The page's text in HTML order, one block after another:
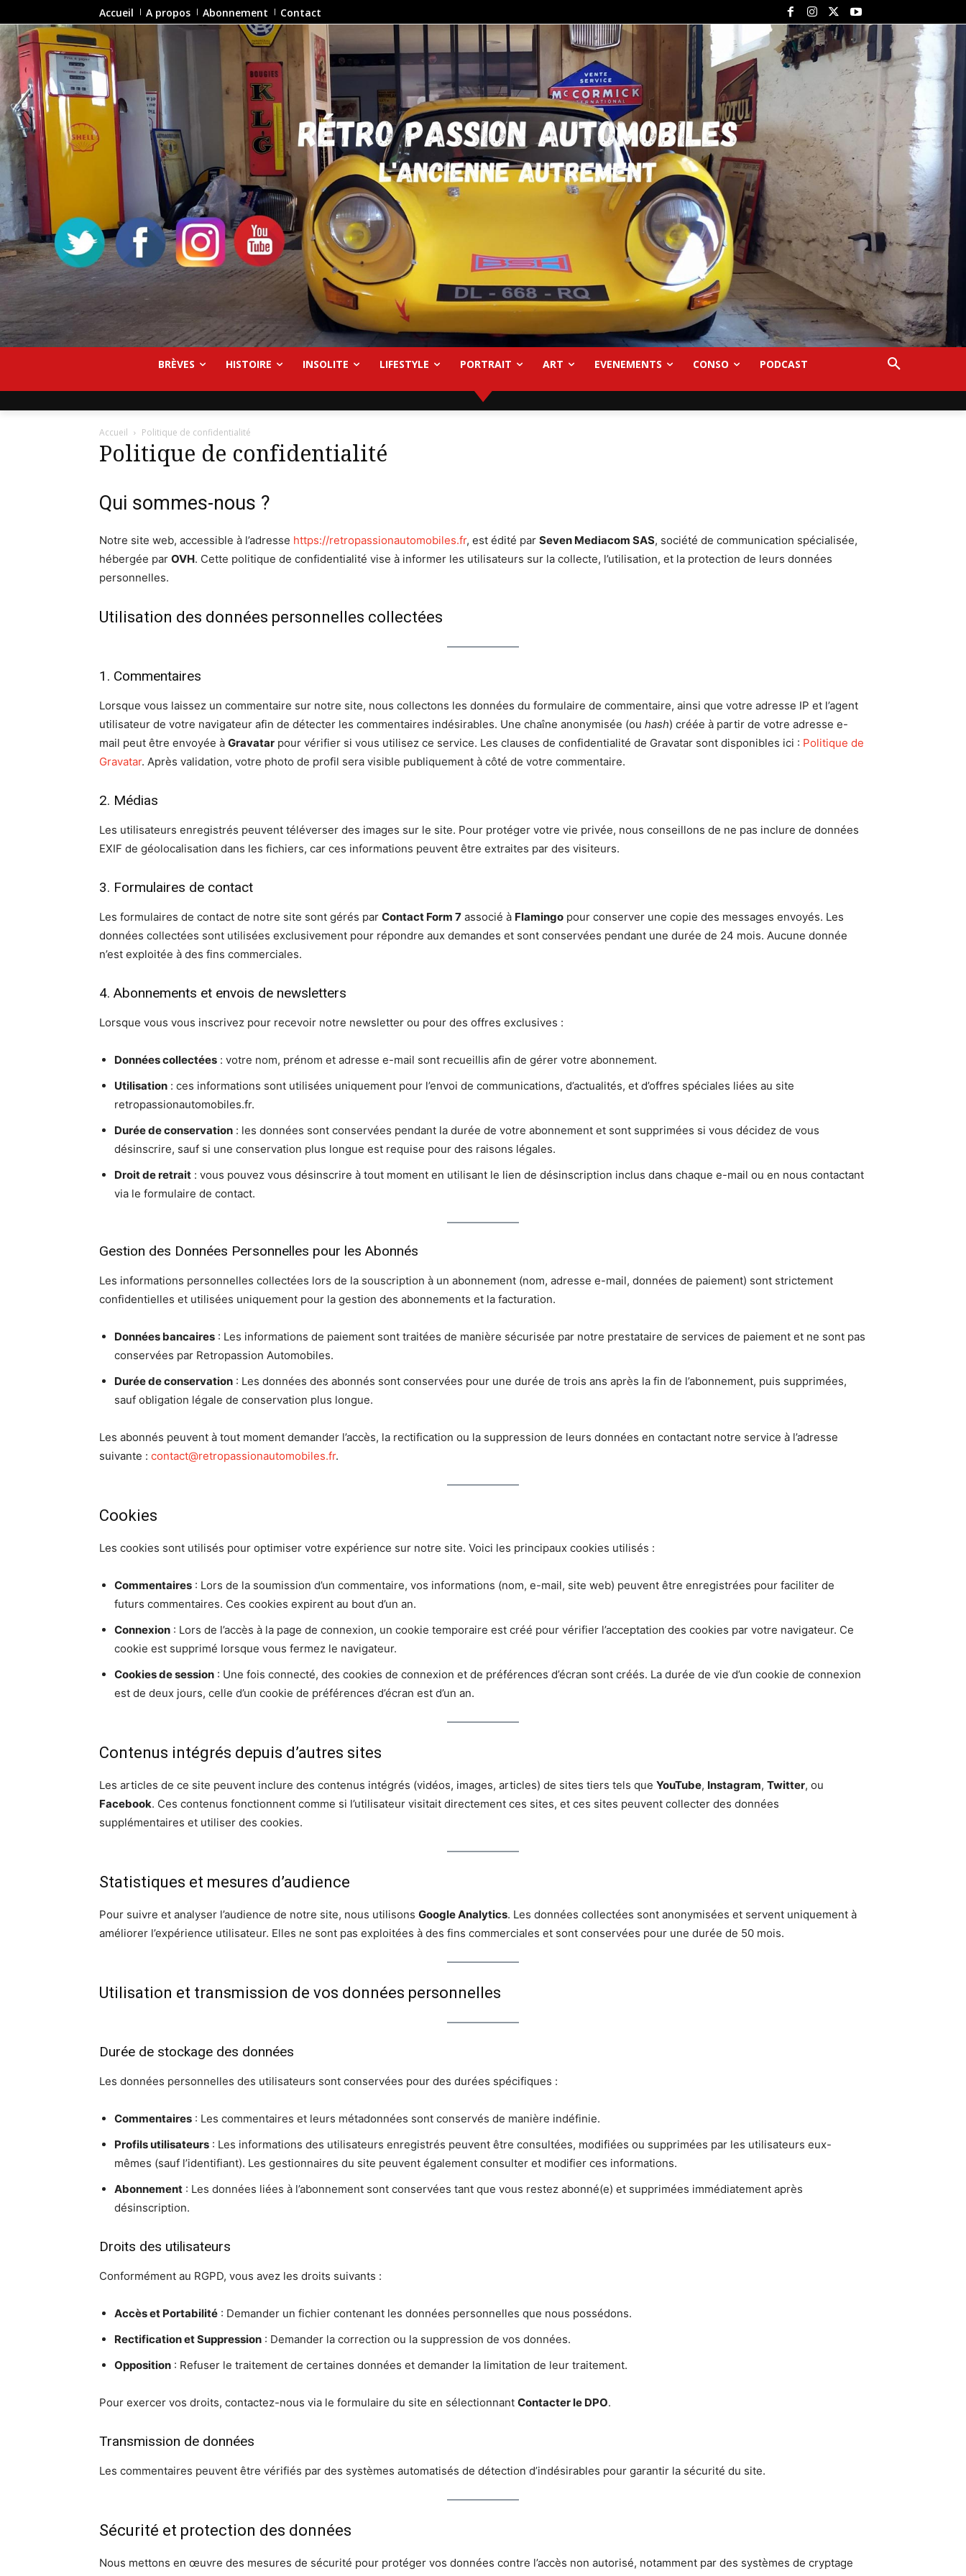
Accueil A propos Abonnement Contact
BRÈVES HISTOIRE INSOLITE LIFESTYLE PORTRAIT ART EVENEMENTS CONSO PODCAST
Accueil Politique de confidentialité
Politique de confidentialité
Qui sommes-nous ?
Notre site web, accessible à l’adresse https://retropassionautomobiles.fr, est édité par Seven Mediacom SAS, société de communication spécialisée,
hébergée par OVH. Cette politique de confidentialité vise à informer les utilisateurs sur la collecte, l’utilisation, et la protection de leurs données
personnelles.
Utilisation des données personnelles collectées
1. Commentaires
Lorsque vous laissez un commentaire sur notre site, nous collectons les données du formulaire de commentaire, ainsi que votre adresse IP et l’agent
utilisateur de votre navigateur afin de détecter les commentaires indésirables. Une chaîne anonymisée (ou hash) créée à partir de votre adresse e-
mail peut être envoyée à Gravatar pour vérifier si vous utilisez ce service. Les clauses de confidentialité de Gravatar sont disponibles ici : Politique de
Gravatar. Après validation, votre photo de profil sera visible publiquement à côté de votre commentaire.
2. Médias
Les utilisateurs enregistrés peuvent téléverser des images sur le site. Pour protéger votre vie privée, nous conseillons de ne pas inclure de données
EXIF de géolocalisation dans les fichiers, car ces informations peuvent être extraites par des visiteurs.
3. Formulaires de contact
Les formulaires de contact de notre site sont gérés par Contact Form 7 associé à Flamingo pour conserver une copie des messages envoyés. Les
données collectées sont utilisées exclusivement pour répondre aux demandes et sont conservées pendant une durée de 24 mois. Aucune donnée
n’est exploitée à des fins commerciales.
4. Abonnements et envois de newsletters
Lorsque vous vous inscrivez pour recevoir notre newsletter ou pour des offres exclusives :
Données collectées : votre nom, prénom et adresse e-mail sont recueillis afin de gérer votre abonnement.
Utilisation : ces informations sont utilisées uniquement pour l’envoi de communications, d’actualités, et d’offres spéciales liées au site
retropassionautomobiles.fr.
Durée de conservation : les données sont conservées pendant la durée de votre abonnement et sont supprimées si vous décidez de vous
désinscrire, sauf si une conservation plus longue est requise pour des raisons légales.
Droit de retrait : vous pouvez vous désinscrire à tout moment en utilisant le lien de désinscription inclus dans chaque e-mail ou en nous contactant
via le formulaire de contact.
Gestion des Données Personnelles pour les Abonnés
Les informations personnelles collectées lors de la souscription à un abonnement (nom, adresse e-mail, données de paiement) sont strictement
confidentielles et utilisées uniquement pour la gestion des abonnements et la facturation.
Données bancaires : Les informations de paiement sont traitées de manière sécurisée par notre prestataire de services de paiement et ne sont pas
conservées par Retropassion Automobiles.
Durée de conservation : Les données des abonnés sont conservées pour une durée de trois ans après la fin de l’abonnement, puis supprimées,
sauf obligation légale de conservation plus longue.
Les abonnés peuvent à tout moment demander l’accès, la rectification ou la suppression de leurs données en contactant notre service à l’adresse
suivante : contact@retropassionautomobiles.fr.
Cookies
Les cookies sont utilisés pour optimiser votre expérience sur notre site. Voici les principaux cookies utilisés :
Commentaires : Lors de la soumission d’un commentaire, vos informations (nom, e-mail, site web) peuvent être enregistrées pour faciliter de
futurs commentaires. Ces cookies expirent au bout d’un an.
Connexion : Lors de l’accès à la page de connexion, un cookie temporaire est créé pour vérifier l’acceptation des cookies par votre navigateur. Ce
cookie est supprimé lorsque vous fermez le navigateur.
Cookies de session : Une fois connecté, des cookies de connexion et de préférences d’écran sont créés. La durée de vie d’un cookie de connexion
est de deux jours, celle d’un cookie de préférences d’écran est d’un an.
Contenus intégrés depuis d’autres sites
Les articles de ce site peuvent inclure des contenus intégrés (vidéos, images, articles) de sites tiers tels que YouTube, Instagram, Twitter, ou
Facebook. Ces contenus fonctionnent comme si l’utilisateur visitait directement ces sites, et ces sites peuvent collecter des données
supplémentaires et utiliser des cookies.
Statistiques et mesures d’audience
Pour suivre et analyser l’audience de notre site, nous utilisons Google Analytics. Les données collectées sont anonymisées et servent uniquement à
améliorer l’expérience utilisateur. Elles ne sont pas exploitées à des fins commerciales et sont conservées pour une durée de 50 mois.
Utilisation et transmission de vos données personnelles
Durée de stockage des données
Les données personnelles des utilisateurs sont conservées pour des durées spécifiques :
Commentaires : Les commentaires et leurs métadonnées sont conservés de manière indéfinie.
Profils utilisateurs : Les informations des utilisateurs enregistrés peuvent être consultées, modifiées ou supprimées par les utilisateurs eux-
mêmes (sauf l’identifiant). Les gestionnaires du site peuvent également consulter et modifier ces informations.
Abonnement : Les données liées à l’abonnement sont conservées tant que vous restez abonné(e) et supprimées immédiatement après
désinscription.
Droits des utilisateurs
Conformément au RGPD, vous avez les droits suivants :
Accès et Portabilité : Demander un fichier contenant les données personnelles que nous possédons.
Rectification et Suppression : Demander la correction ou la suppression de vos données.
Opposition : Refuser le traitement de certaines données et demander la limitation de leur traitement.
Pour exercer vos droits, contactez-nous via le formulaire du site en sélectionnant Contacter le DPO.
Transmission de données
Les commentaires peuvent être vérifiés par des systèmes automatisés de détection d’indésirables pour garantir la sécurité du site.
Sécurité et protection des données
Nous mettons en œuvre des mesures de sécurité pour protéger vos données contre l’accès non autorisé, notamment par des systèmes de cryptage